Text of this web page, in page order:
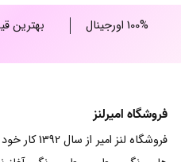
100% اورجینال بهترین
فروشگاه امیرلنز
فروشگاه لنز